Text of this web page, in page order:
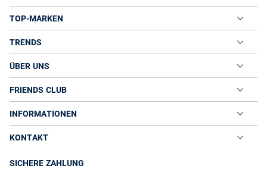
TOP-MARKEN
TRENDS
ÜBER UNS
FRIENDS CLUB
INFORMATIONEN
KONTAKT
SICHERE ZAHLUNG